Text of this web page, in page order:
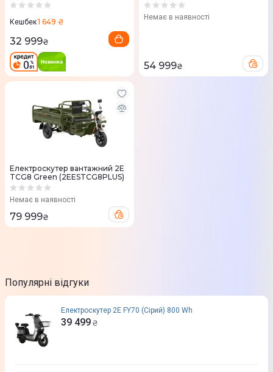
Кешбек1 649 ₴
32 999₴
Немає в наявності
54 999₴
Електроскутер вантажний 2E
TCG8 Green (2EESTCG8PLUS)
Немає в наявності
79 999₴
Популярні відгуки
Електроскутер 2E FY70 (Сірий) 800 Wh
39 499 ₴